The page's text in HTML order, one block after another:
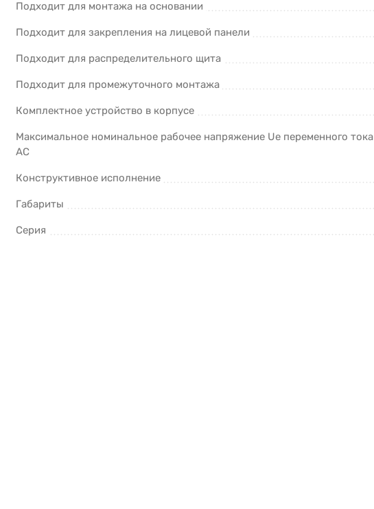
Подходит для монтажа на основании
Подходит для закрепления на лицевой панели
Подходит для распределительного щита
Подходит для промежуточного монтажа
Комплектное устройство в корпусе
Максимальное номинальное рабочее напряжение Ue переменного тока
AC
Конструктивное исполнение
Габариты
Серия